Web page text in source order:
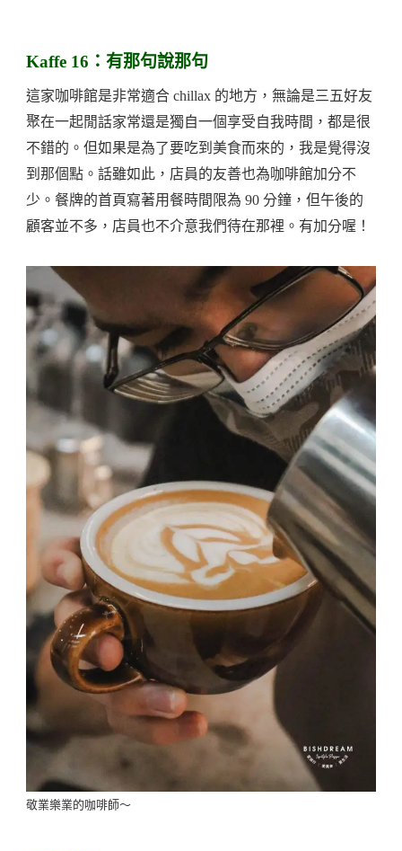
Kaffe 16：有那句說那句
這家咖啡館是非常適合 chillax 的地方，無論是三五好友
聚在一起閒話家常還是獨自一個享受自我時間，都是很
不錯的。但如果是為了要吃到美食而來的，我是覺得沒
到那個點。話雖如此，店員的友善也為咖啡館加分不
少。餐牌的首頁寫著用餐時間限為 90 分鐘，但午後的
顧客並不多，店員也不介意我們待在那裡。有加分喔！
敬業樂業的咖啡師～